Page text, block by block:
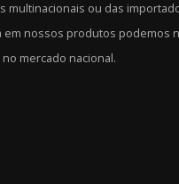
multinacionais ou das
em nossos produtos podemos
mercado nacional.